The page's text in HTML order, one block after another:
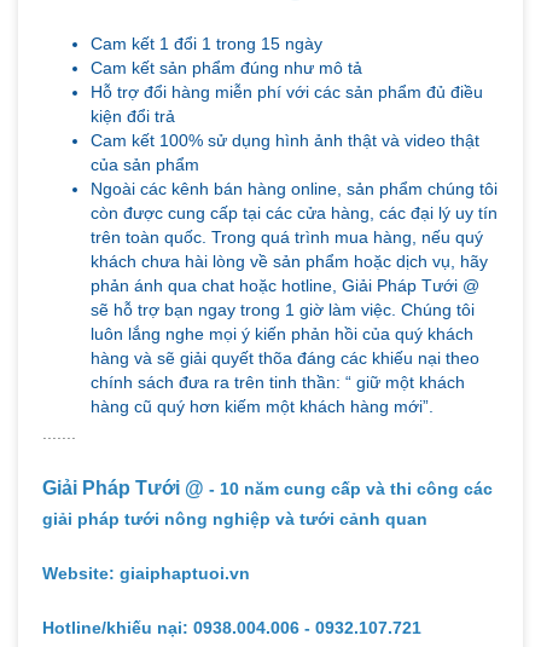
Cam kết 1 đổi 1 trong 15 ngày
Cam kết sản phẩm đúng như mô tả
Hỗ trợ đổi hàng miễn phí với các sản phẩm đủ điều
kiện đổi trả
Cam kết 100% sử dụng hình ảnh thật và video thật
của sản phẩm
Ngoài các kênh bán hàng online, sản phẩm chúng tôi
còn được cung cấp tại các cửa hàng, các đại lý uy tín
trên toàn quốc. Trong quá trình mua hàng, nếu quý
khách chưa hài lòng về sản phẩm hoặc dịch vụ, hãy
phản ánh qua chat hoặc hotline, Giải Pháp Tưới @
sẽ hỗ trợ bạn ngay trong 1 giờ làm việc. Chúng tôi
luôn lắng nghe mọi ý kiến phản hồi của quý khách
hàng và sẽ giải quyết thõa đáng các khiếu nại theo
chính sách đưa ra trên tinh thần: “ giữ một khách
hàng cũ quý hơn kiếm một khách hàng mới”.
Giải Pháp Tưới @ - 10 năm cung cấp và thi công các
giải pháp tưới nông nghiệp và tưới cảnh quan
Website: giaiphaptuoi.vn
Hotline/khiếu nại: 0938.004.006 - 0932.107.721